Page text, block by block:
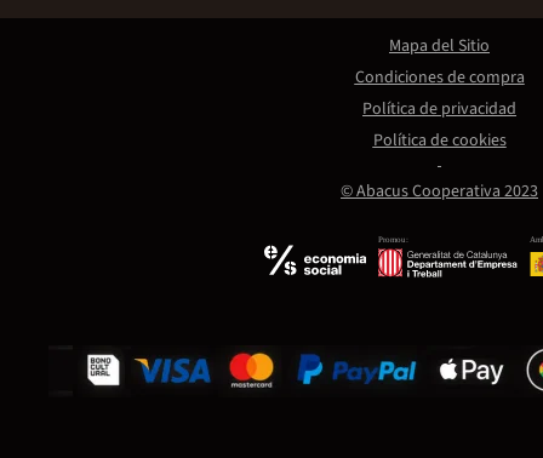
Promou:
© Abacus Cooperativa 2023
Mapa del Sitio
Condiciones de compra
Política de privacidad
Política de cookies